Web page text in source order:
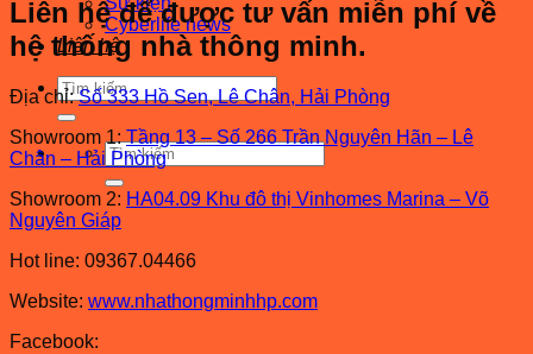
Cyberlife news
Liên hệ
Tìm
kiếm:
Tìm
kiếm:
Liên hệ để được tư vấn miễn phí về
hệ thống nhà thông minh.
Địa chỉ:Số 333 Hồ Sen, Lê Chân, Hải Phòng
Showroom 1:Tầng 13 – Số 266 Trần Nguyên Hãn – Lê
Chân – Hải Phòng
Showroom 2: HA04.09 Khu đô thị Vinhomes Marina – Võ
Nguyên Giáp
Hot line: 09367.04466
Website: www.nhathongminhhp.com
Facebook: